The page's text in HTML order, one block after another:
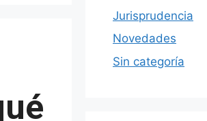
Jurisprudencia
Novedades
Sin categoría